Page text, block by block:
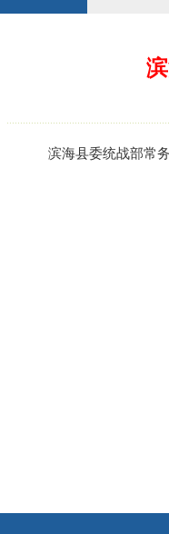
滨海县委统战部常